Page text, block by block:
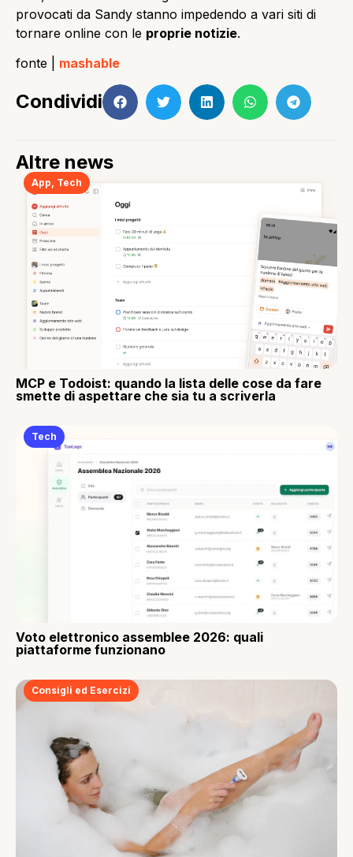
provocati da Sandy stanno impedendo a vari siti di
tornare online con le proprie notizie.
fonte | mashable
Condividi
Altre news
App Tech
MCP e Todoist: quando la lista delle cose da fare
smette di aspettare che sia tu a scriverla
Tech
Voto elettronico assemblee 2026: quali
piattaforme funzionano
Consigli ed Esercizi